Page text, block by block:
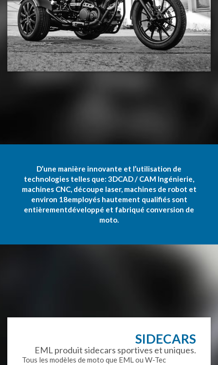
D’une manière innovante et l’utilisation de
technologies telles que: 3DCAD / CAM Ingénierie,
machines CNC, découpe laser, machines de robot et
environ 18employés hautement qualifiés sont
entièrementdéveloppé et fabriqué conversion de
moto.
SIDECARS
EML produit sidecars sportives et uniques.
Tous les modèles de moto que EMLou W-Tec